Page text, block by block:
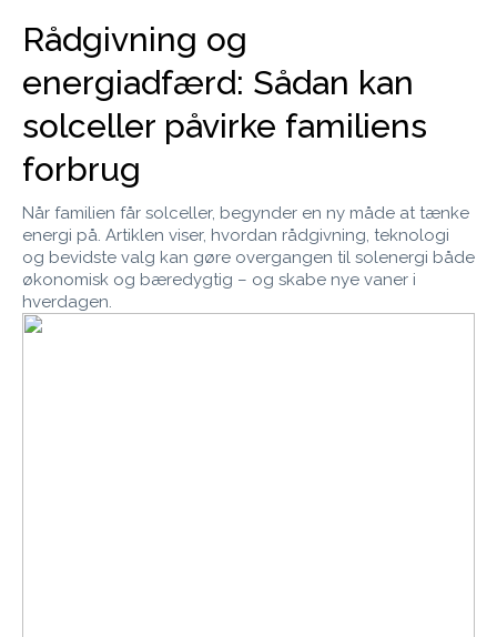
Rådgivning og
energiadfærd: Sådan kan
solceller påvirke familiens
forbrug
Når familien får solceller, begynder en ny måde at tænke
energi på. Artiklen viser, hvordan rådgivning, teknologi
og bevidste valg kan gøre overgangen til solenergi både
økonomisk og bæredygtig – og skabe nye vaner i
hverdagen.